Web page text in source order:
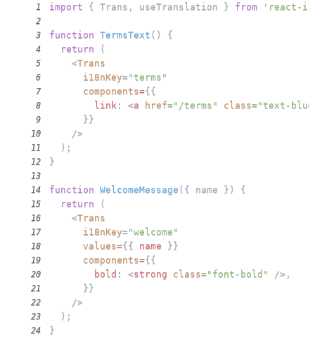
1 import { Trans , useTranslation } from 'react-
2
3
function TermsText ( ) {
4 return (
5 <Trans
6 i18nKey= " terms "
7 components={{
8
        link
: <a href=" /terms " class=" text-
9 }}
10 />
11 ) ;
12 }
13
14
function WelcomeMessage ( { name } ) {
15 return (
16 <Trans
17 i18nKey= "welcome "
18 values={{ name }}
19 components={{
20
        bold
: <strong class=" font-bold " /> ,
21 }}
22 />
23 ) ;
24 }